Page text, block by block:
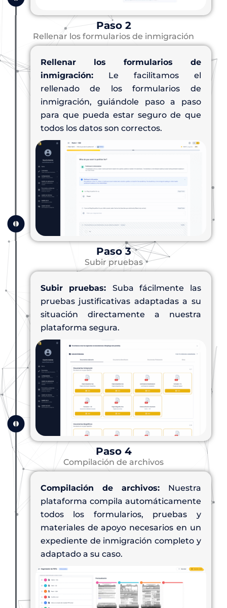
Paso 2
Rellenar los formularios de inmigración
Rellenar los formularios de
inmigración: Le facilitamos el
rellenado de los formularios de
inmigración, guiándole paso a paso
para que pueda estar seguro de que
todos los datos son correctos.
Paso 3
Subir pruebas
Subir pruebas: Suba fácilmente las
pruebas justificativas adaptadas a su
situación directamente a nuestra
plataforma segura.
Paso 4
Compilación de archivos
Compilación de archivos: Nuestra
plataforma compila automáticamente
todos los formularios, pruebas y
materiales de apoyo necesarios en un
expediente de inmigración completo y
adaptado a su caso.